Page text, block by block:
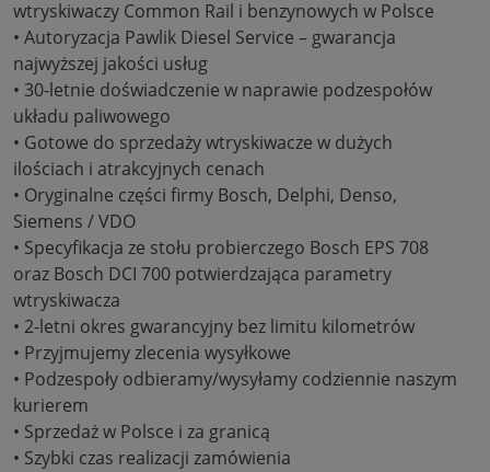
wtryskiwaczy Common Rail i benzynowych w Polsce
• Autoryzacja Pawlik Diesel Service – gwarancja
najwyższej jakości usług
• 30-letnie doświadczenie w naprawie podzespołów
układu paliwowego
• Gotowe do sprzedaży wtryskiwacze w dużych
ilościach i atrakcyjnych cenach
• Oryginalne części firmy Bosch, Delphi, Denso,
Siemens / VDO
• Specyfikacja ze stołu probierczego Bosch EPS 708
oraz Bosch DCI 700 potwierdzająca parametry
wtryskiwacza
• 2-letni okres gwarancyjny bez limitu kilometrów
• Przyjmujemy zlecenia wysyłkowe
• Podzespoły odbieramy/wysyłamy codziennie naszym
kurierem
• Sprzedaż w Polsce i za granicą
• Szybki czas realizacji zamówienia